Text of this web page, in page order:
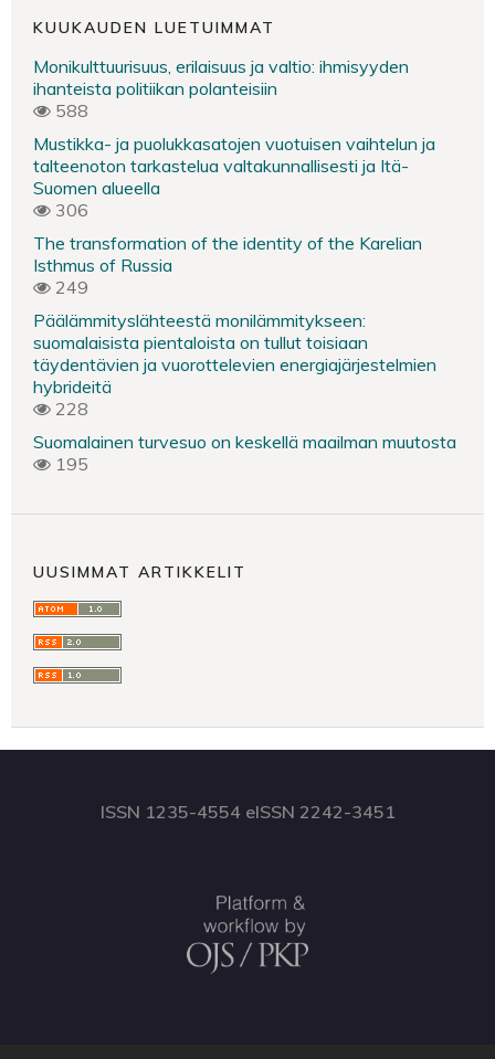
KUUKAUDEN LUETUIMMAT
Monikulttuurisuus, erilaisuus ja valtio: ihmisyyden
ihanteista politiikan polanteisiin
588
Mustikka- ja puolukkasatojen vuotuisen vaihtelun ja
talteenoton tarkastelua valtakunnallisesti ja Itä-
Suomen alueella
306
The transformation of the identity of the Karelian
Isthmus of Russia
249
Päälämmityslähteestä monilämmitykseen:
suomalaisista pientaloista on tullut toisiaan
täydentävien ja vuorottelevien energiajärjestelmien
hybrideitä
228
Suomalainen turvesuo on keskellä maailman muutosta
195
UUSIMMAT ARTIKKELIT
ISSN 1235-4554 eISSN 2242-3451